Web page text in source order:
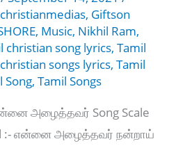
christianmedias, Giftson
, Music, Nikhil Ram,
christian song lyrics,Tamil
songs lyrics,Tamil
Song,Tamil Songs
அழைத்தவர் Song Scale
:- என்னை அழைத்தவர் நன்றாய்